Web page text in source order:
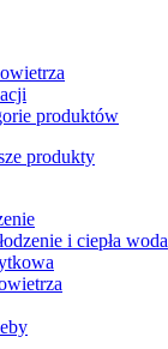
produktów
produkty
i ciepła woda